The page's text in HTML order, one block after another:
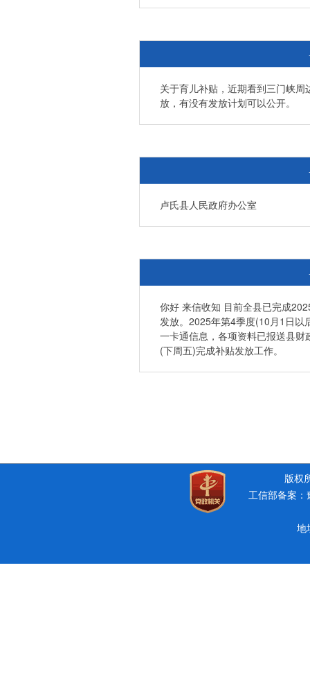
关于育儿补贴，近期看到三门峡
放，有没有发放计划可以公开。
卢氏县人民政府办公室
你好 来信收知 目前全县已完成
发放。2025年第4季度(10月1日以
一卡通信息，各项资料已报送县
(下周五)完成补贴发放工作。
版权
工信部备案
地